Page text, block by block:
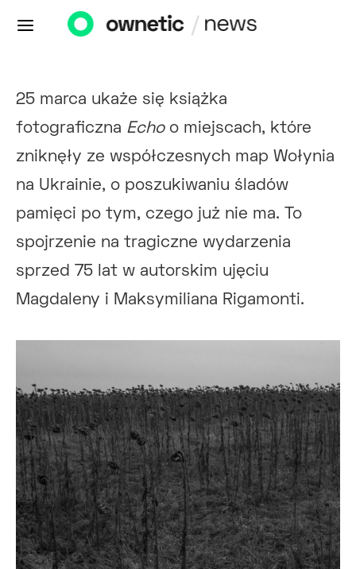
25 marca ukaże się książka
fotograficzna Echoo miejscach, które
zniknęły ze współczesnych map Wołynia
na Ukrainie, o poszukiwaniu śladów
pamięci po tym, czego już nie ma. To
spojrzenie na tragiczne wydarzenia
sprzed 75 lat w autorskim ujęciu
Magdaleny i Maksymiliana Rigamonti.